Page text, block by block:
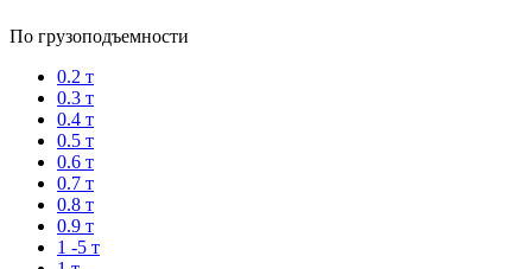
По грузоподъемности
0.2 т
0.3 т
0.4 т
0.5 т
0.6 т
0.7 т
0.8 т
0.9 т
1 -5 т